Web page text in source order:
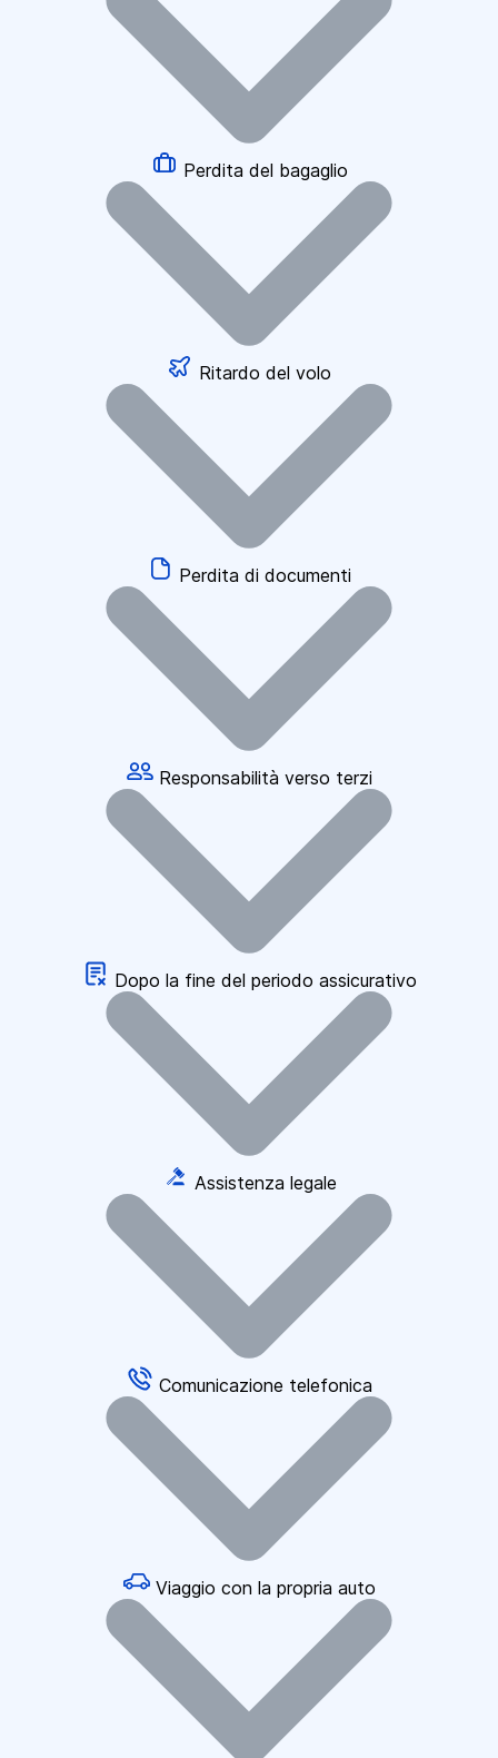
Perdita del bagaglio
Ritardo del volo
Perdita di documenti
Responsabilità verso terzi
Dopo la fine del periodo assicurativo
Assistenza legale
Comunicazione telefonica
Viaggio con la propria auto